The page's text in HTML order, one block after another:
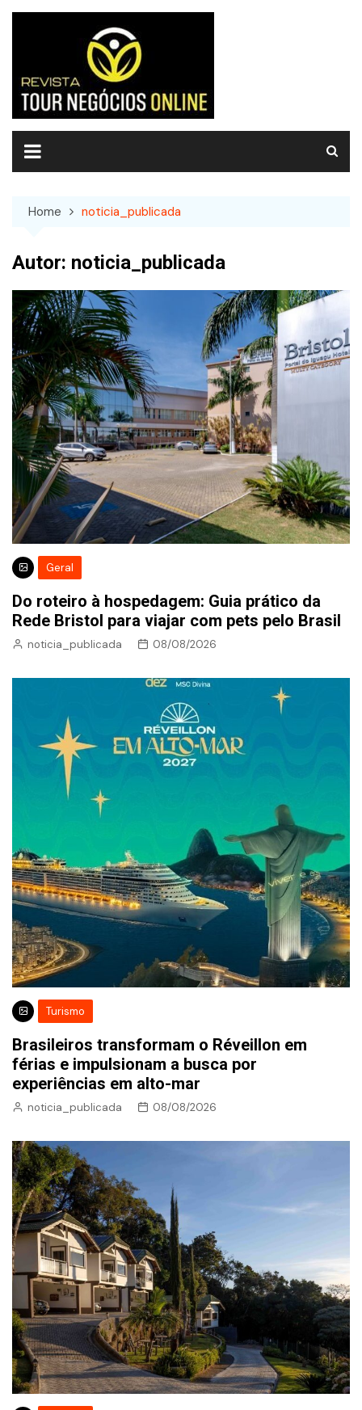
Skip
Home noticia_publicada
Autor: noticia_publicada
Geral
Do roteiro à hospedagem: Guia prático da
Rede Bristol para viajar com pets pelo Brasil
noticia_publicada 08/08/2026
Turismo
Brasileiros transformam o Réveillon em
férias e impulsionam a busca por
experiências em alto-mar
noticia_publicada 08/08/2026